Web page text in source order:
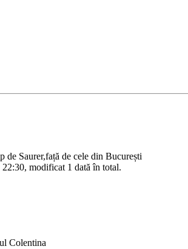
de Saurer,față de cele din București
modificat 1 dată în total.
Colentina